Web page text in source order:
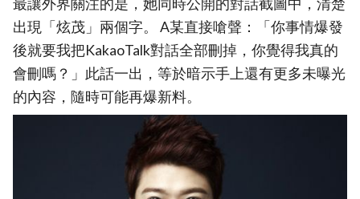
出現「炫茂」兩個字。 A某直接嗆聲：「你事情爆發
後就要我把KakaoTalk對話全部刪掉，你覺得我真的
會刪嗎？」此話一出，等於暗示手上還有更多未曝光
的內容，隨時可能再爆新料。